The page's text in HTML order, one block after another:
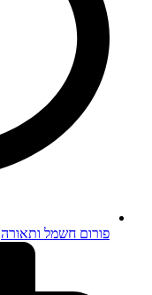
פורום חשמל ותאורה